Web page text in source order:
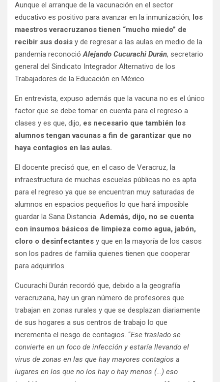
Aunque el arranque de la vacunación en el sector
educativo es positivo para avanzar en la inmunización, los
maestros veracruzanos tienen “mucho miedo” de
recibir sus dosis y de regresar a las aulas en medio de la
pandemia reconocióAlejando Cucurachi Durán, secretario
general del Sindicato Integrador Alternativo de los
Trabajadores de la Educación en México.
En entrevista, expuso además que la vacuna no es el único
factor que se debe tomar en cuenta para el regreso a
clases y es que, dijo, es necesario que también los
alumnos tengan vacunas a fin de garantizar que no
haya contagios en las aulas.
El docente precisó que, en el caso de Veracruz, la
infraestructura de muchas escuelas públicas no es apta
para el regreso ya que se encuentran muy saturadas de
alumnos en espacios pequeños lo que hará imposible
guardar la Sana Distancia. Además, dijo, no se cuenta
con insumos básicos de limpieza como agua, jabón,
cloro o desinfectantes y que en la mayoría de los casos
son los padres de familia quienes tienen que cooperar
para adquirirlos.
Cucurachi Durán recordó que, debido a la geografía
veracruzana, hay un gran número de profesores que
trabajan en zonas rurales y que se desplazan diariamente
de sus hogares a sus centros de trabajo lo que
incrementa el riesgo de contagios. “Ese traslado se
convierte en un foco de infección y estaría llevando el
virus de zonas en las que hay mayores contagios a
lugares en los que no los hay o hay menos (…) eso